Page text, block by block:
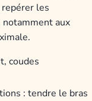
les
aux
coudes
: tendre le bras